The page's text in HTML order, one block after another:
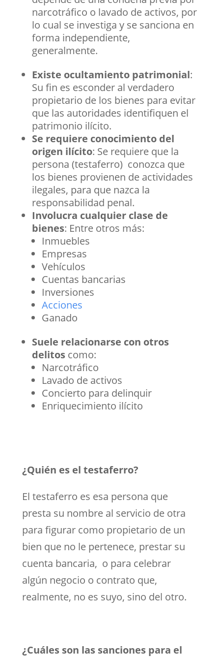
narcotráfico o lavado de activos, por
lo cual se investiga y se sanciona en
forma independiente,
generalmente.
Existe ocultamiento patrimonial:
Su fin es esconder al verdadero
propietario de los bienes para evitar
que las autoridades identifiquen el
patrimonio ilícito.
Se requiere conocimiento del
origen ilícito: Se requiere que la
persona (testaferro) conozca que
los bienes provienen de actividades
ilegales, para que nazca la
responsabilidad penal.
Involucra cualquier clase de
bienes: Entre otros más:
Inmuebles
Empresas
Vehículos
Cuentas bancarias
Inversiones
Acciones
Ganado
Suele relacionarse con otros
delitos como:
Narcotráfico
Lavado de activos
Concierto para delinquir
Enriquecimiento ilícito
¿Quién es el testaferro?
El testaferro es esa persona que
presta su nombre al servicio de otra
para figurar como propietario de un
bien que no le pertenece, prestar su
cuenta bancaria, o para celebrar
algún negocio o contrato que,
realmente, no es suyo, sino del otro.
¿Cuáles son las sanciones para el